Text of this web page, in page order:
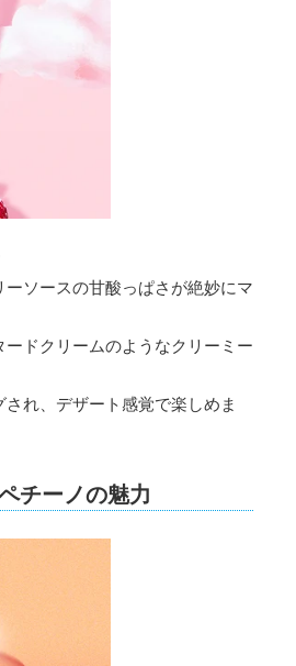
ソースの甘酸っぱさが絶妙にマ
ドクリームのようなクリーミー
れ、デザート感覚で楽しめま
チーノの魅力